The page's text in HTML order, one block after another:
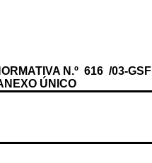
N.º 616 /03-GSF
ÚNICO